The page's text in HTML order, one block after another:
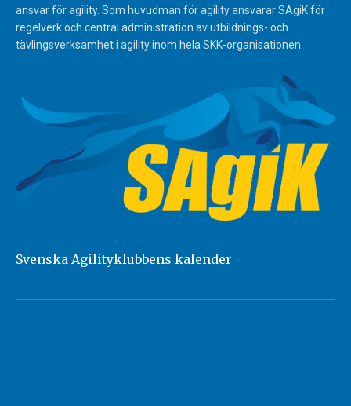
ansvar för agility. Som huvudman för agility ansvarar SAgiK för
regelverk och central administration av utbildnings- och
tävlingsverksamhet i agility inom hela SKK-organisationen.
Svenska Agilityklubbens kalender